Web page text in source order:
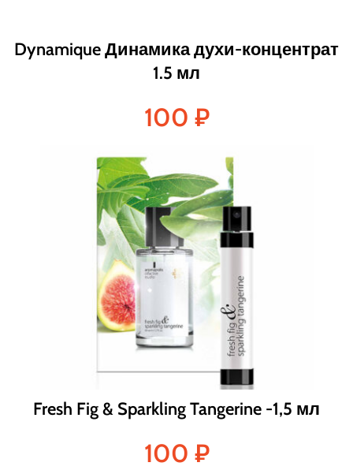
Dynamique Динамика духи-концентрат
1.5 мл
100 ₽
Fresh Fig & Sparkling Tangerine -1,5 мл
100 ₽